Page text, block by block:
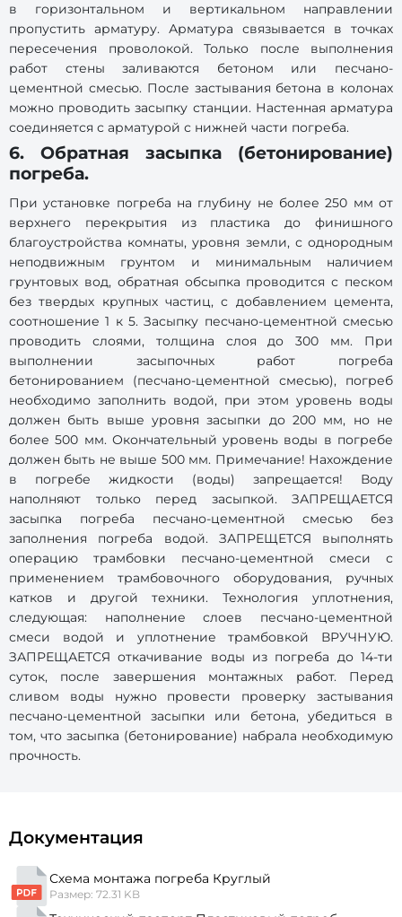
в горизонтальном и вертикальном направлении
пропустить арматуру. Арматура связывается в точках
пересечения проволокой. Только после выполнения
работ стены заливаются бетоном или песчано-
цементной смесью. После застывания бетона в колонах
можно проводить засыпку станции. Настенная арматура
соединяется с арматурой с нижней части погреба.
6. Обратная засыпка (бетонирование)
погреба.
При установке погреба на глубину не более 250 мм от
верхнего перекрытия из пластика до финишного
благоустройства комнаты, уровня земли, с однородным
неподвижным грунтом и минимальным наличием
грунтовых вод, обратная обсыпка проводится с песком
без твердых крупных частиц, с добавлением цемента,
соотношение 1 к 5. Засыпку песчано-цементной смесью
проводить слоями, толщина слоя до 300 мм. При
выполнении засыпочных работ погреба
бетонированием (песчано-цементной смесью), погреб
необходимо заполнить водой, при этом уровень воды
должен быть выше уровня засыпки до 200 мм, но не
более 500 мм. Окончательный уровень воды в погребе
должен быть не выше 500 мм. Примечание! Нахождение
в погребе жидкости (воды) запрещается! Воду
наполняют только перед засыпкой. ЗАПРЕЩАЕТСЯ
засыпка погреба песчано-цементной смесью без
заполнения погреба водой. ЗАПРЕЩЕТСЯ выполнять
операцию трамбовки песчано-цементной смеси с
применением трамбовочного оборудования, ручных
катков и другой техники. Технология уплотнения,
следующая: наполнение слоев песчано-цементной
смеси водой и уплотнение трамбовкой ВРУЧНУЮ.
ЗАПРЕЩАЕТСЯ откачивание воды из погреба до 14-ти
суток, после завершения монтажных работ. Перед
сливом воды нужно провести проверку застывания
песчано-цементной засыпки или бетона, убедиться в
том, что засыпка (бетонирование) набрала необходимую
прочность.
Документация
Схема монтажа погреба Круглый
Размер: 72.31 KB